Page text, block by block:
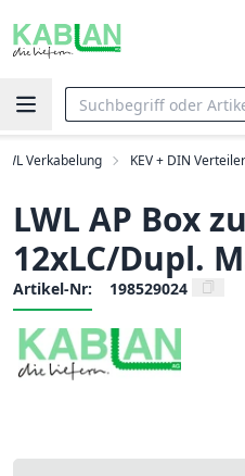
Verkabelung KEV + DIN Verteiler
LWL AP Box
12xLC/Dupl.
Artikel-Nr: 198529024